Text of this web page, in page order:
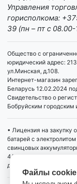
Управления
горисполкома:
39 (пн – пт с
Общество с
юридический адрес:
ул.Минская, д.108.
Интернет-магазин
Беларусь 12.02.2024
Свидетельство о
Бобруйским городским
• Лицензия на закупку
батарей с
свинцовых
4/4 от 01.04.2019
действует бессрочно
Файлы cookie